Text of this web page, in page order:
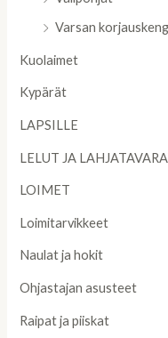
Varsan
Kuolaimet
Kypärät
LAPSILLE
LELUT JA
LOIMET
Loimitarvikkeet
Naulat ja hokit
Ohjastajan asusteet
Raipat ja piiskat